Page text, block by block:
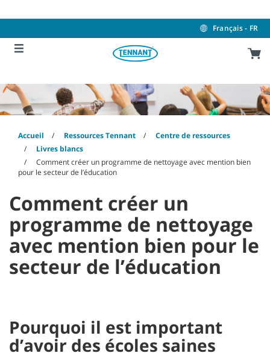
to
to
menu
Français - FR
Accueil Ressources Tennant
Centre de ressources
Livres blancs
Comment créer un programme de nettoyage avec mention bien
pour le secteur de l’éducation
Comment créer un
programme de nettoyage
avec mention bien pour le
secteur de l’éducation
Pourquoi il est important
d’avoir des écoles saines